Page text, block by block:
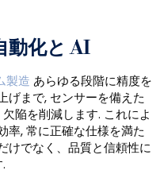
動化と AI
製造 あらゆる段階に精度を
げまで, センサーを備えた
陥を削減します. これによ
率, 常に正確な仕様を満た
けでなく、品質と信頼性に